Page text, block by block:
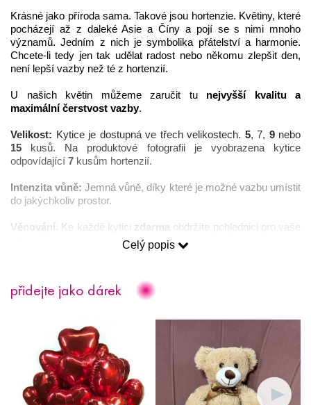
Krásné jako příroda sama. Takové jsou hortenzie. Květiny, které
pocházejí až z daleké Asie a Číny a pojí se s nimi mnoho
významů. Jedním z nich je symbolika přátelství a harmonie.
Chcete-li tedy jen tak udělat radost nebo někomu zlepšit den,
není lepší vazby než té z hortenzií.
U našich květin můžeme zaručit tu nejvyšší kvalitu a
maximální čerstvost vazby.
Velikost: Kytice je dostupná ve třech velikostech. 5, 7, 9
15
kusů. Na produktové fotografii je vyobrazena kytice
odpovídající 7 kusům hortenzií.
Intenzita vůně: Jemná vůně, díky které je možné vazbu umístit
do jakýchkoliv prostor.
Věnování : Ke každé kytici zdarma obdržíte pohlednici pro vaše
přání. Pokud si přejete poslat kytici rovnou příjemci, rádi váš
(je nutné text přání napsat do okénka
Věrnostní program: nákupem jakýchkoliv produktů na našem
našem webu využít formou slev na další objednávky.
Darujte květiny, které při správné péči vydrží dlouho ve váze,
ale snadno si je lze i nasušit a uchovat na památku.
Celý popis
přidejte jako dárek